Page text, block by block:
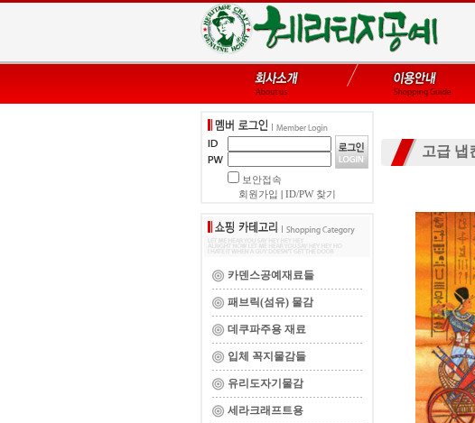
보안접속
회원가입
ID/PW 찾기
카덴스공예재료들
패브릭(섬유) 물감
데쿠파주용 재료
입체 꼭지물감들
유리도자기물감
세라크래프트용
고급 냅